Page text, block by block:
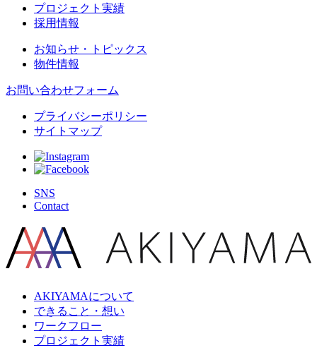
プロジェクト実績
採用情報
お知らせ・トピックス
物件情報
お問い合わせフォーム
プライバシーポリシー
サイトマップ
SNS
Contact
AKIYAMAについて
できること・想い
ワークフロー
プロジェクト実績